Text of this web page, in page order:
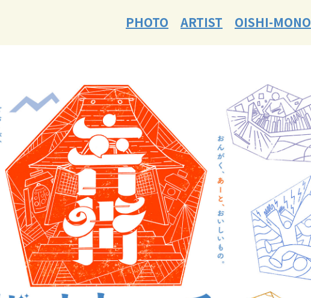
PHOTO ARTIST OISHI-MONO